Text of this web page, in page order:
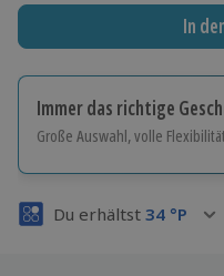
In
Immer das richtige
Große Auswahl, volle
Volle Flexibilität
Du erhältst 34 °P